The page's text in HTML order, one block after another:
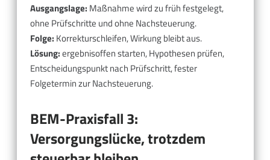
Ausgangslage: Maßnahme wird zu früh festgelegt,
ohne Prüfschritte und ohne Nachsteuerung.
Folge: Korrekturschleifen, Wirkung bleibt aus.
Lösung:ergebnisoffen starten, Hypothesen prüfen,
Entscheidungspunkt nach Prüfschritt, fester
Folgetermin zur Nachsteuerung.
BEM-Praxisfall 3:
Versorgungslücke, trotzdem